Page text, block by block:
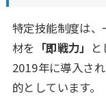
特定技能制度は
材を 「即戦力」
2019年に導入さ
的としています。